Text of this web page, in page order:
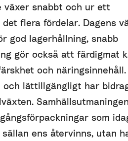
växer snabbt och ur ett
flera fördelar. Dagens
god lagerhållning, snabb
gör också att färdigmat
och
och lättillgängligt har
som
ens återvinns, utan